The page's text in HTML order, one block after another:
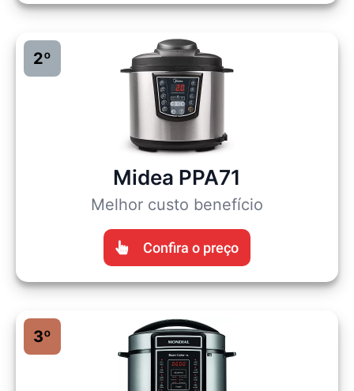
2º
Midea PPA71
Melhor custo benefício
Confira o preço
3º